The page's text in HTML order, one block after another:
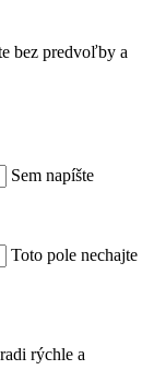
bez predvoľby a
Sem napíšte
Toto pole nechajte
rýchle a